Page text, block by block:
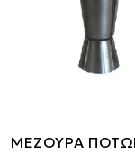
ΜΕΖΟΥΡΑ